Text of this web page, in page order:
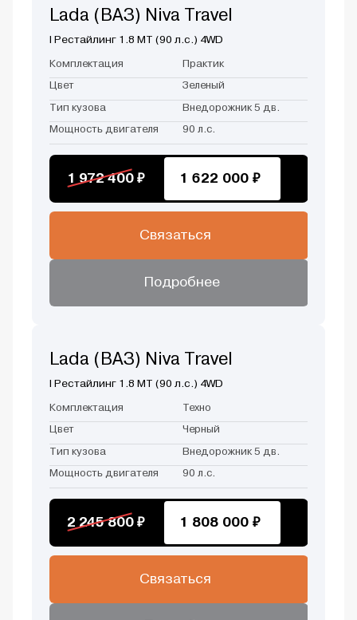
Lada (ВАЗ) Niva Travel
I Рестайлинг 1.8 MT (90 л.с.) 4WD
Комплектация Практик
Цвет Зеленый
Тип кузова Внедорожник 5 дв.
Мощность двигателя 90 л.с.
1 972 400 ₽ 1 622 000 ₽
Связаться
Подробнее
Lada (ВАЗ) Niva Travel
I Рестайлинг 1.8 MT (90 л.с.) 4WD
Комплектация Техно
Цвет Черный
Тип кузова Внедорожник 5 дв.
Мощность двигателя 90 л.с.
2 245 800 ₽ 1 808 000 ₽
Связаться